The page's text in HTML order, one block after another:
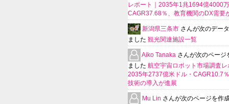
レポート｜2035年1兆1694億4000
CAGR37.68％、教育機関のDX需要
新潟県三条市 さんが次のデー
ました 観光関連施設一覧
Aiko Tanaka さんが次のページ
ました 航空宇宙ロボット市場調査レ
2035年2737億米ドル・CAGR10.7
技術の導入が進展
Mu Lin さんが次のページを作